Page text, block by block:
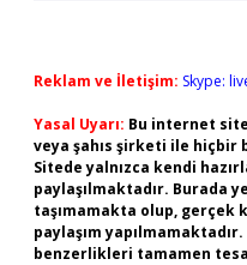
Reklam ve İletişim: Skype:
Yasal Uyarı: Bu internet
veya şahıs şirketi ile hiçbir
Sitede yalnızca kendi
paylaşılmaktadır. Burada
taşımamakta olup, gerçek
paylaşım
benzerlikleri tamamen